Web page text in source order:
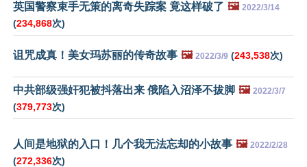
英国警察束手无策的离奇失踪案 竟这样破了 🖼️ 2022/3/14
(234,868次)
诅咒成真！美女玛苏丽的传奇故事 🖼️ 2022/3/9 (243,538次)
中共部级强奸犯被抖落出来 俄陷入沼泽不拔脚 🖼️ 2022/3/7
(379,773次)
人间是地狱的入口！几个我无法忘却的小故事 🖼️ 2022/2/28
(272,336次)